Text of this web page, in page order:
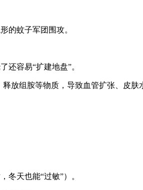
的蚊子军团围攻。
还容易“扩建地盘”。
放组胺等物质，导致血管扩张、皮
冬天也能“过敏”）。